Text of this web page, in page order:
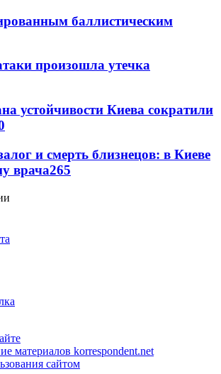
баллистическим
произошла утечка
устойчивости Киева сократили
и смерть близнецов: в Киеве
врача265
материалов korrespondent.net
сайтом